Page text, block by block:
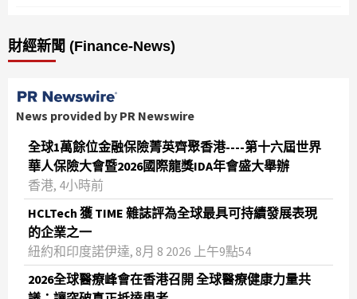
財經新聞 (Finance-News)
News provided by PR Newswire
全球1萬餘位金融保險菁英齊聚香港----第十六屆世界
華人保險大會暨2026國際龍獎IDA年會盛大舉辦
香港, 4小時前
HCLTech 獲 TIME 雜誌評為全球最具可持續發展表現
的企業之一
紐約和印度諾伊達, 8月 8 2026 上午9點54
2026全球醫療峰會在香港召開 全球醫療健康力量共